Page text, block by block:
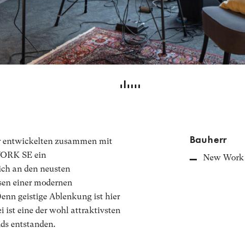
zusammen mit
SE ein
an den neusten
einer modernen
geistige Ablenkung ist hier
ist eine der wohl attraktivsten
entstanden.
Bauherr
New Work